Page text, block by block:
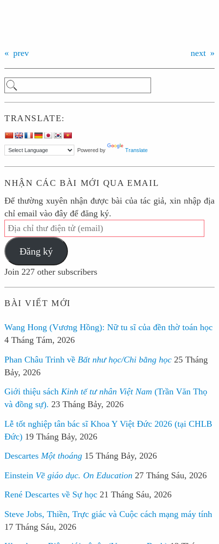
prev next
TRANSLATE:
Powered by Translate
NHẬN CÁC BÀI MỚI QUA EMAIL
Để thường xuyên nhận được bài của tác giả, xin nhập địa
chỉ email vào đây để đăng ký.
Địa
chỉ
thư
điện
tử
(email)
Đăng ký
Join 227 other subscribers
BÀI VIẾT MỚI
Wang Hong (Vương Hồng): Nữ tu sĩ của đền thờ toán học
4 Tháng Tám, 2026
Phan Châu Trinh về Bất như học/Chi bằng học 25 Tháng
Bảy, 2026
Giới thiệu sách Kinh tế tư nhân Việt Nam (Trần Văn Thọ
và đồng sự). 23 Tháng Bảy, 2026
Lễ tốt nghiệp tân bác sĩ Khoa Y Việt Đức 2026 (tại CHLB
Đức) 19 Tháng Bảy, 2026
Descartes Một thoáng 15 Tháng Bảy, 2026
Einstein Về giáo dục. On Education 27 Tháng Sáu, 2026
René Descartes về Sự học 21 Tháng Sáu, 2026
Steve Jobs, Thiền, Trực giác và Cuộc cách mạng máy tính
17 Tháng Sáu, 2026